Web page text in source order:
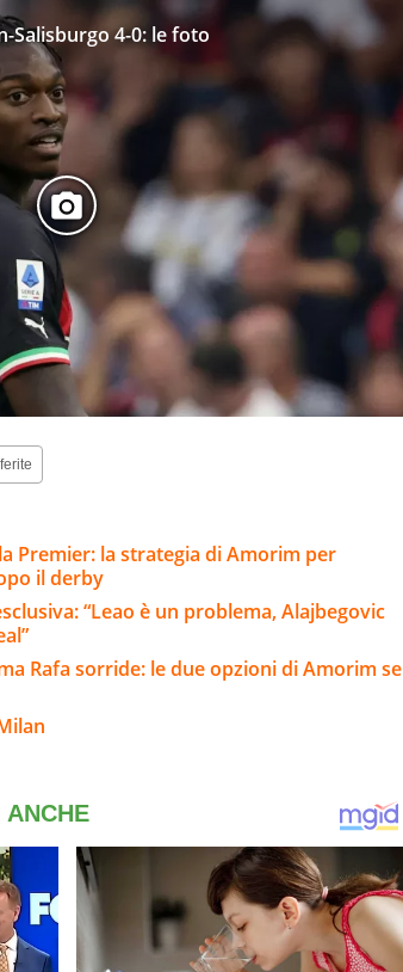
Salisburgo 4-0: le foto
Premier: la strategia di Amorim per
il derby
“Leao è un problema, Alajbegovic
Rafa sorride: le due opzioni di Amorim se